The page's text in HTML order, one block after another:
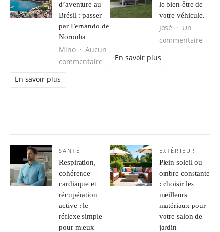
d’aventure au
Brésil : passer
par Fernando de
Noronha
Mino
Aucun
commentaire sur Séjour d’aventure au Brésil :
En savoir plus
le bien-être de
votre véhicule.
José
Un
commentaire
En savoir plus
SANTÉ
Respiration,
cohérence
cardiaque et
récupération
active : le
réflexe simple
pour mieux
EXTÉRIEUR
Plein soleil ou
ombre constante
: choisir les
meilleurs
matériaux pour
votre salon de
jardin